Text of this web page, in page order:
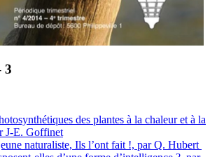
3
des plantes à la chaleur et à la
J-E. Goffinet
naturaliste, Ils l’ont fait !, par Q. Hubert